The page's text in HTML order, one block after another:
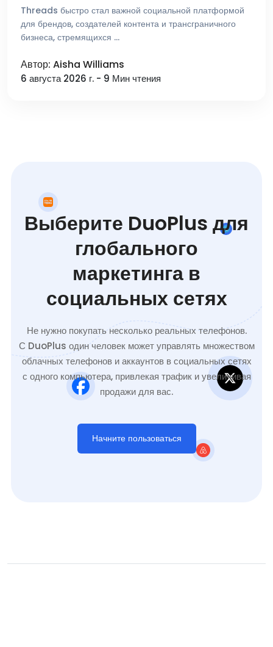
Threads быстро стал важной социальной платформой
для брендов, создателей контента и трансграничного
бизнеса, стремящихся …
Автор: Aisha Williams
6 августа 2026 г. - 9 Мин чтения
Выберите DuoPlus для
глобального
маркетинга в
социальных сетях
Не нужно покупать несколько реальных телефонов.
С DuoPlus один человек может управлять множеством
облачных телефонов и аккаунтов в социальных сетях
с одного компьютера, привлекая трафик и увеличивая
продажи для вас.
Начните пользоваться